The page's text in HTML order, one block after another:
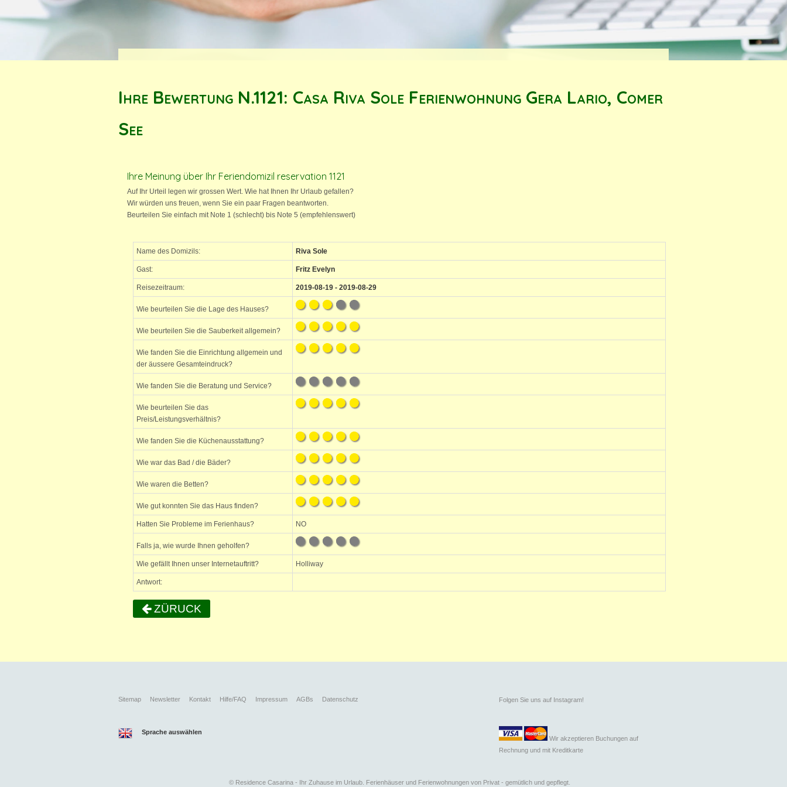
Ihre Bewertung N.1121: Casa Riva Sole Ferienwohnung Gera Lario, Comer
See
Ihre Meinung über Ihr Feriendomizil reservation 1121
Auf Ihr Urteil legen wir grossen Wert. Wie hat Ihnen Ihr Urlaub gefallen?
Wir würden uns freuen, wenn Sie ein paar Fragen beantworten.
Beurteilen Sie einfach mit Note 1 (schlecht) bis Note 5 (empfehlenswert)
Name des Domizils: Riva Sole
Gast: Fritz Evelyn
Reisezeitraum: 2019-08-19 - 2019-08-29
Wie beurteilen Sie die Lage des Hauses?
Wie beurteilen Sie die Sauberkeit allgemein?
Wie fanden Sie die Einrichtung allgemein und
der äussere Gesamteindruck?
Wie fanden Sie die Beratung und Service?
Wie beurteilen Sie das
Preis/Leistungsverhältnis?
Wie fanden Sie die Küchenausstattung?
Wie war das Bad / die Bäder?
Wie waren die Betten?
Wie gut konnten Sie das Haus finden?
Hatten Sie Probleme im Ferienhaus? NO
Falls ja, wie wurde Ihnen geholfen?
Wie gefällt Ihnen unser Internetauftritt? Holliway
Antwort:
ZÜRUCK
Sitemap Newsletter Kontakt Hilfe/FAQ Impressum AGBs Datenschutz Folgen Sie uns auf Instagram!
Sprache auswählen
Wir akzeptieren Buchungen auf
Rechnung und mit Kreditkarte
©Residence Casarina - Ihr Zuhause im Urlaub. Ferienhäuser und Ferienwohnungen von Privat - gemütlich und gepflegt.